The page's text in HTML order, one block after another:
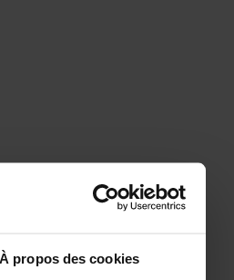
À propos des cookies